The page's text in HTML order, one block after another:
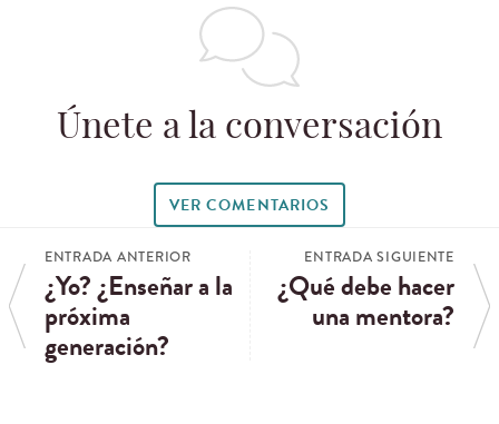
Únete a la conversación
VER COMENTARIOS
ENTRADA ANTERIOR
¿Yo? ¿Enseñar a la
próxima
generación?
ENTRADA SIGUIENTE
¿Qué debe hacer
una mentora?